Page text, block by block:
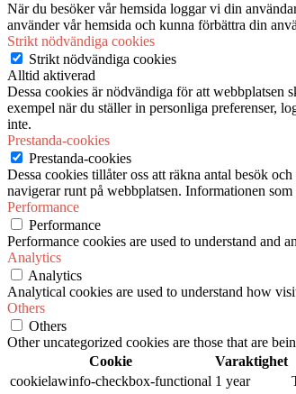
När du besöker vår hemsida loggar vi din
använder vår hemsida och kunna förbättra din
Strikt nödvändiga cookies
Strikt nödvändiga cookies
Alltid aktiverad
Dessa cookies är nödvändiga för att webbplatsen
exempel när du ställer in personliga preferenser,
inte.
Prestanda-cookies
Prestanda-cookies
Dessa cookies tillåter oss att räkna antal besök
navigerar runt på webbplatsen. Informationen
Performance
Performance
Performance cookies are used to understand and
Analytics
Analytics
Analytical cookies are used to understand how
Others
Others
Other uncategorized cookies are those that are
Cookie
Varaktighet
cookielawinfo-checkbox-functional 1 year